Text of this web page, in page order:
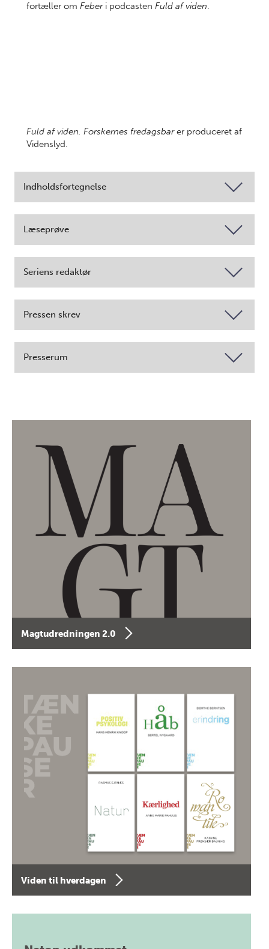
fortæller om Feberi podcasten Fuld af viden.
Fuld af viden. Forskernes fredagsbarer produceret af
Videnslyd.
Indholdsfortegnelse
Læseprøve
Seriens redaktør
Pressen skrev
Presserum
Magtudredningen 2.0
Viden til hverdagen